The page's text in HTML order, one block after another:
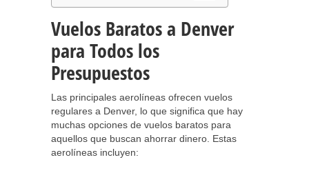
Vuelos Baratos a Denver
para Todos los
Presupuestos
Las principales aerolíneas ofrecen vuelos
regulares a Denver, lo que significa que hay
muchas opciones de vuelos baratos para
aquellos que buscan ahorrar dinero. Estas
aerolíneas incluyen: